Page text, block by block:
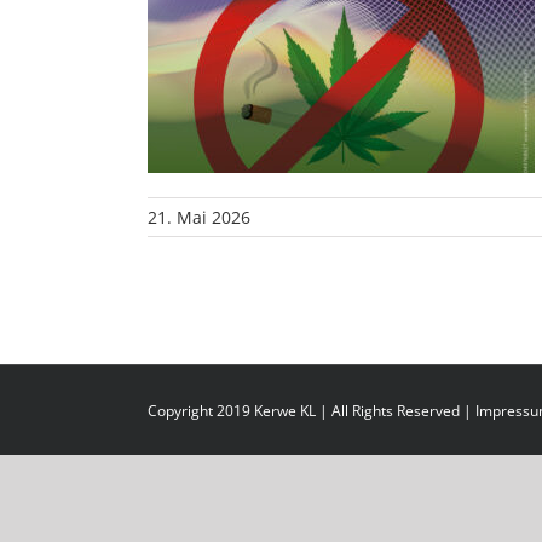
21. Mai 2026
Copyright 2019 Kerwe KL | All Rights Reserved |